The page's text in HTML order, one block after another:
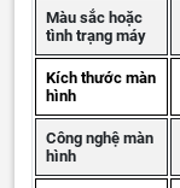
Màu sắc hoặc
tình trạng máy
Kích thước màn
hình
Công nghệ màn
hình